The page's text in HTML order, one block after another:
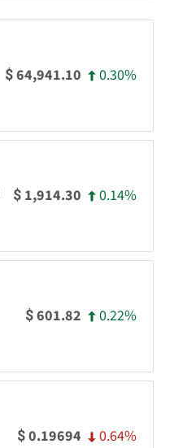
$64,941.10 0.30%
$ 1,914.30 0.14%
$601.82 0.22%
$0.19694 0.64%